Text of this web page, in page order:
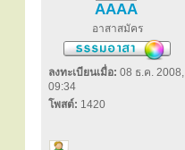
AAAA
อาสาสมัคร
ลงทะเบียนเมื่อ: 08 ธ.ค. 2008,
09:34
โพสต์: 1420